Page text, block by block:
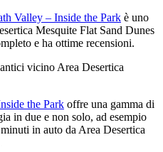
Valley – Inside the Park è uno
Mesquite Flat Sand Dunes
e ha ottime recensioni.
vicino Area Desertica
the Park offre una gamma di
in due e non solo, ad esempio
in auto da Area Desertica